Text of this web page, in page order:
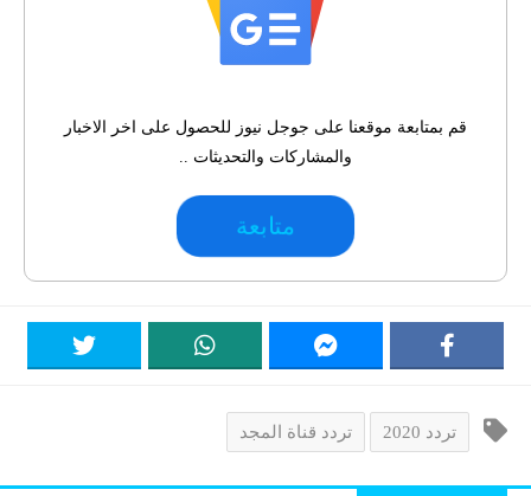
قم بمتابعة موقعنا على جوجل نيوز للحصول على اخر الاخبار
والمشاركات والتحديثات ..
متابعة
تردد 2020 تردد قناة المجد